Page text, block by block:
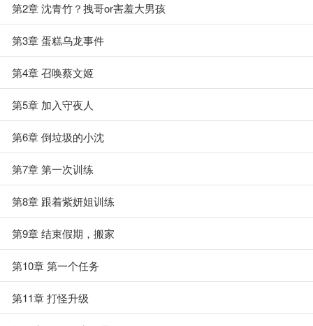
第2章 沈青竹？拽哥or害羞大男孩
第3章 蛋糕乌龙事件
第4章 召唤蔡文姬
第5章 加入守夜人
第6章 倒垃圾的小沈
第7章 第一次训练
第8章 跟着紫妍姐训练
第9章 结束假期，搬家
第10章 第一个任务
第11章 打怪升级